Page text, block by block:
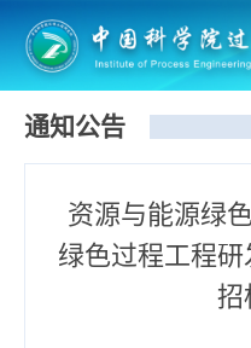
通知公告
资源与能源绿
绿色过程工程
招